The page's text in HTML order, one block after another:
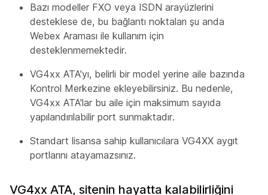
Bazı modeller FXO veya ISDN arayüzlerini
desteklese de, bu bağlantı noktaları şu anda
Webex Araması ile kullanım için
desteklenmemektedir.
VG4xx ATA'yı, belirli bir model yerine aile bazında
Kontrol Merkezine ekleyebilirsiniz. Bu nedenle,
VG4xx ATA'lar bu aile için maksimum sayıda
yapılandırılabilir port sunmaktadır.
Standart lisansa sahip kullanıcılara VG4XX aygıt
portlarını atayamazsınız.
VG4xx ATA, sitenin hayatta kalabilirliğini